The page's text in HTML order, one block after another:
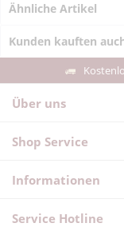
Ähnliche Artikel
Kunden kauften
Über uns
Shop Service
Informationen
Service Hotline